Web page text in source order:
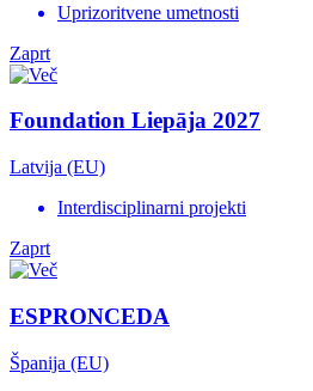
Uprizoritvene umetnosti
Zaprt
Foundation Liepāja 2027
Latvija (EU)
Interdisciplinarni projekti
Zaprt
ESPRONCEDA
Španija (EU)